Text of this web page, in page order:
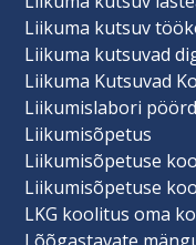
Liikuma kutsuv
Liikuma kutsuvad
Liikuma Kutsuvad
Liikumislabori
Liikumisõpetus
Liikumisõpetuse
Liikumisõpetuse
LKG koolitus oma